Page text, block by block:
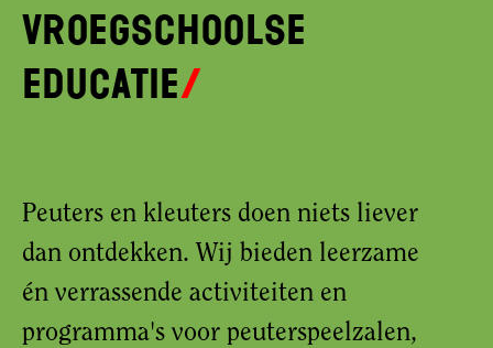
vroegschoolse
educatie
Peuters en kleuters doen niets liever
dan ontdekken. Wij bieden leerzame
én verrassende activiteiten en
programma's voor peuterspeelzalen,